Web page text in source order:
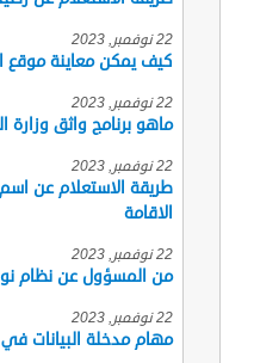
22 نوفمبر, 2023
كيف يمكن معاينة موقع
22 نوفمبر, 2023
ماهو برنامج واثق وزارة
22 نوفمبر, 2023
طريقة الاستعلام عن
الاقامة
22 نوفمبر, 2023
من المسؤول عن نظام
22 نوفمبر, 2023
مهام مدخلة البيانات في